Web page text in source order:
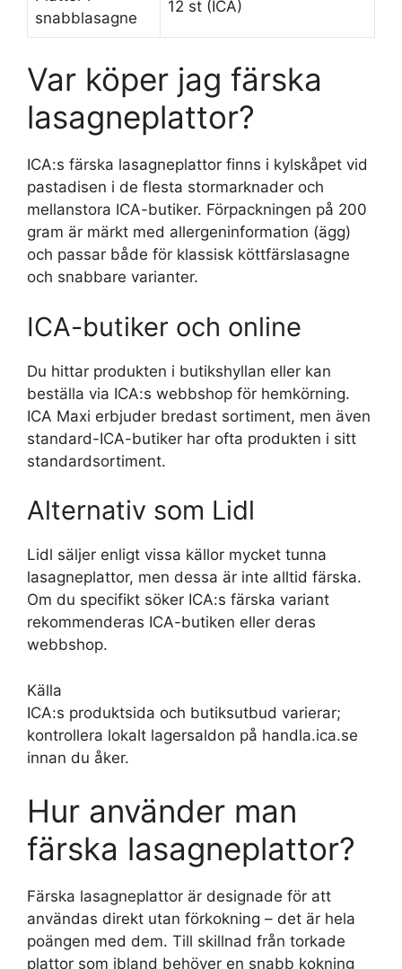
snabblasagne
12 st (ICA)
Var köper jag färska
lasagneplattor?
ICA:s färska lasagneplattor finns i kylskåpet vid
pastadisen i de flesta stormarknader och
mellanstora ICA-butiker. Förpackningen på 200
gram är märkt med allergeninformation (ägg)
och passar både för klassisk köttfärslasagne
och snabbare varianter.
ICA-butiker och online
Du hittar produkten i butikshyllan eller kan
beställa via ICA:s webbshop för hemkörning.
ICA Maxi erbjuder bredast sortiment, men även
standard-ICA-butiker har ofta produkten i sitt
standardsortiment.
Alternativ som Lidl
Lidl säljer enligt vissa källor mycket tunna
lasagneplattor, men dessa är inte alltid färska.
Om du specifikt söker ICA:s färska variant
rekommenderas ICA-butiken eller deras
webbshop.
Källa
ICA:s produktsida och butiksutbud varierar;
kontrollera lokalt lagersaldon på handla.ica.se
innan du åker.
Hur använder man
färska lasagneplattor?
Färska lasagneplattor är designade för att
användas direkt utan förkokning – det är hela
poängen med dem. Till skillnad från torkade
plattor som ibland behöver en snabb kokning